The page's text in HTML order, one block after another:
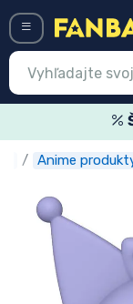
Anime
Najnovšie
Akcie
Expresná